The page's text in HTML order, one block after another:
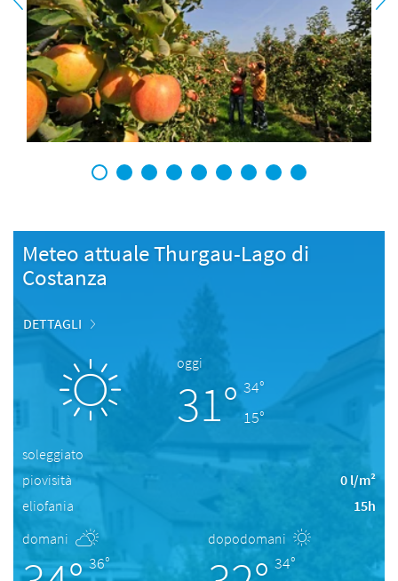
1 2 3 4 5 6 7 8 9
Meteo attuale Thurgau-Lago di
Costanza
DETTAGLI
oggi
31° 34°
15°
soleggiato
piovisità
0 l/m²
eliofania
15h
domani
36°
dopodomani
34°